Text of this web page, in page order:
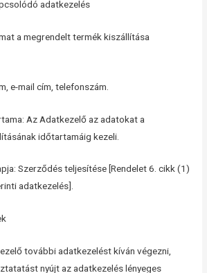
adatkezelés
a megrendelt termék kiszállítása
e-mail cím, telefonszám.
Az Adatkezelő az adatokat a
időtartamáig kezeli.
Szerződés teljesítése [Rendelet 6. cikk (1)
adatkezelés].
további adatkezelést kíván végezni,
nyújt az adatkezelés lényeges